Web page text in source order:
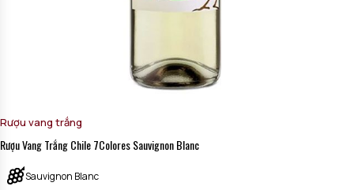
Rượu vang trắng
Rượu Vang Trắng Chile 7Colores Sauvignon Blanc
Sauvignon Blanc